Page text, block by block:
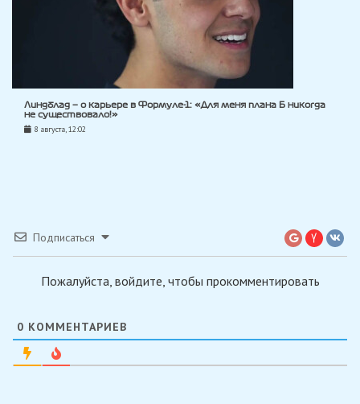
Линдблад — о карьере в Формуле-1: «Для меня плана Б никогда
не существовало!»
8 августа, 12:02
Подписаться
Пожалуйста, войдите, чтобы прокомментировать
0 КОММЕНТАРИЕВ